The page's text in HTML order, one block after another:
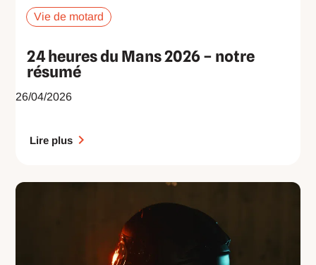
Vie de motard
24 heures du Mans 2026 – notre
résumé
26/04/2026
Lire plus